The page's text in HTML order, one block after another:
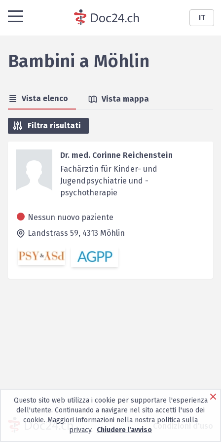
IT
Bambini a Möhlin
Vista elenco Vista mappa
Filtra risultati
Dr. med. Corinne Reichenstein
Fachärztin für Kinder- und
Jugendpsychiatrie und -
psychotherapie
Nessun nuovo paziente
Landstrass 59, 4313 Möhlin
Condizioni d'uso
Questo sito web utilizza i cookie per supportare l'esperienza
dell'utente. Continuando a navigare nel sito accetti l'uso dei
cookie. Maggiori informazioni nella nostra politica sulla
privacy. Chiudere l'avviso